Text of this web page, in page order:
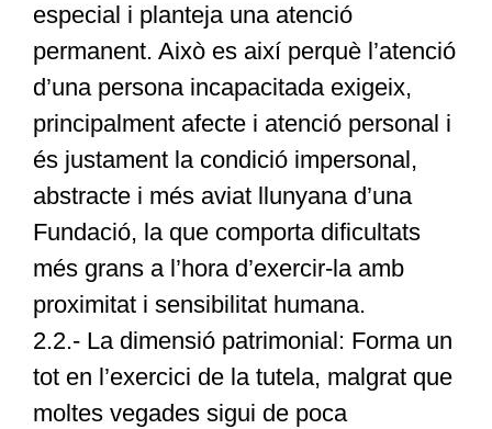
especial i planteja una atenció
permanent. Això es així perquè l’atenció
d’una persona incapacitada exigeix,
principalment afecte i atenció personal i
és justament la condició impersonal,
abstracte i més aviat llunyana d’una
Fundació, la que comporta dificultats
més grans a l’hora d’exercir-la amb
proximitat i sensibilitat humana.
2.2.- La dimensió patrimonial: Forma un
tot en l’exercici de la tutela, malgrat que
moltes vegades sigui de poca